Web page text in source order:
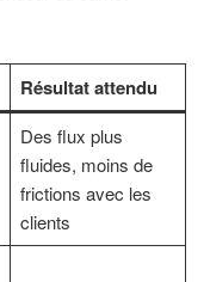
Résultat attendu
Des flux plus
fluides, moins de
frictions avec les
clients